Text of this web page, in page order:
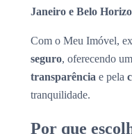
Janeiro e Belo
Com o Meu Imóvel,
seguro, oferecendo
transparência e pela
tranquilidade.
Por que